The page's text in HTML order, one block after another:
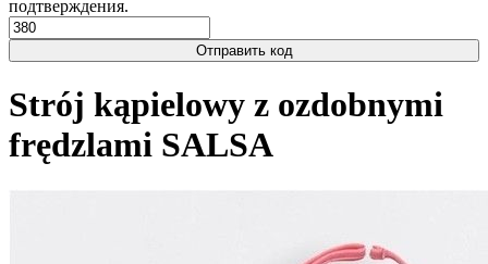
подтверждения.
Отправить код
Strój kąpielowy z ozdobnymi
frędzlami SALSA